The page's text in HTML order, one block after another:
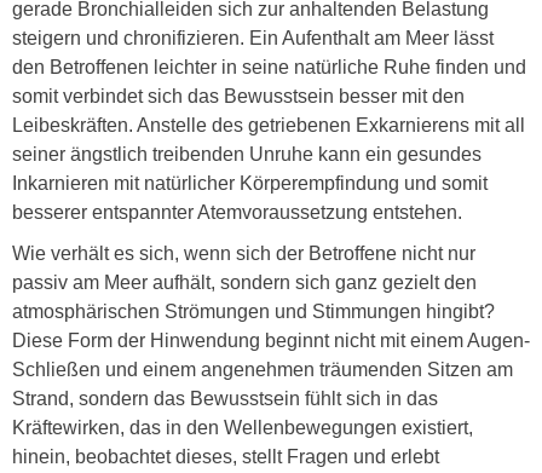
gerade Bronchialleiden sich zur anhaltenden Belastung
steigern und chronifizieren. Ein Aufenthalt am Meer lässt
den Betroffenen leichter in seine natürliche Ruhe finden und
somit verbindet sich das Bewusstsein besser mit den
Leibeskräften. Anstelle des getriebenen Exkarnierens mit all
seiner ängstlich treibenden Unruhe kann ein gesundes
Inkarnieren mit natürlicher Körperempfindung und somit
besserer entspannter Atemvoraussetzung entstehen.
Wie verhält es sich, wenn sich der Betroffene nicht nur
passiv am Meer aufhält, sondern sich ganz gezielt den
atmosphärischen Strömungen und Stimmungen hingibt?
Diese Form der Hinwendung beginnt nicht mit einem Augen-
Schließen und einem angenehmen träumenden Sitzen am
Strand, sondern das Bewusstsein fühlt sich in das
Kräftewirken, das in den Wellenbewegungen existiert,
hinein, beobachtet dieses, stellt Fragen und erlebt